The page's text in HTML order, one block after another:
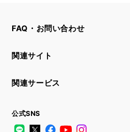
FAQ・お問い合わせ
関連サイト
関連サービス
公式SNS
LINE
X FacebookYouTube